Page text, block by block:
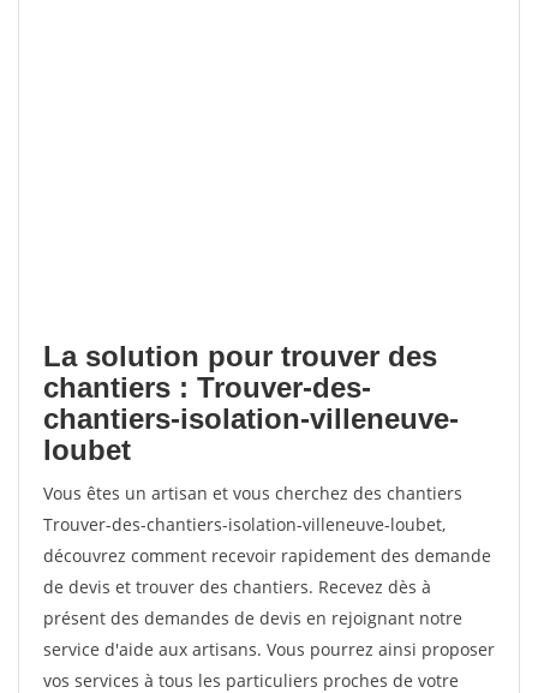
La solution pour trouver des
chantiers : Trouver-des-
chantiers-isolation-villeneuve-
loubet
Vous êtes un artisan et vous cherchez des chantiers
Trouver-des-chantiers-isolation-villeneuve-loubet,
découvrez comment recevoir rapidement des demande
de devis et trouver des chantiers. Recevez dès à
présent des demandes de devis en rejoignant notre
service d'aide aux artisans. Vous pourrez ainsi proposer
vos services à tous les particuliers proches de votre